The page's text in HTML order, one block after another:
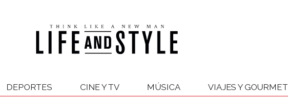
DEPORTES CINE Y TV MÚSICA VIAJES Y GOURMET